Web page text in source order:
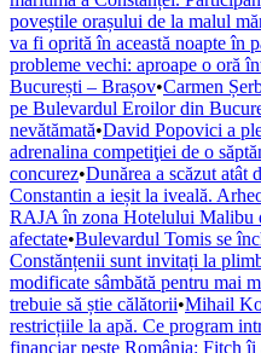
poveștile orașului de la malul
va fi oprită în această noapte în
probleme vechi: aproape o oră
București – Brașov•Carmen
pe Bulevardul Eroilor din
nevătămată•David Popovici a
adrenalina competiţiei de o
concurez•Dunărea a scăzut atât
Constantin a ieșit la iveală.
RAJA în zona Hotelului Malibu
afectate•Bulevardul Tomis se
Constănțenii sunt invitați la
modificate sâmbătă pentru mai
trebuie să știe călătorii•Mihail
restricțiile la apă. Ce program
financiar peste România: Fitch